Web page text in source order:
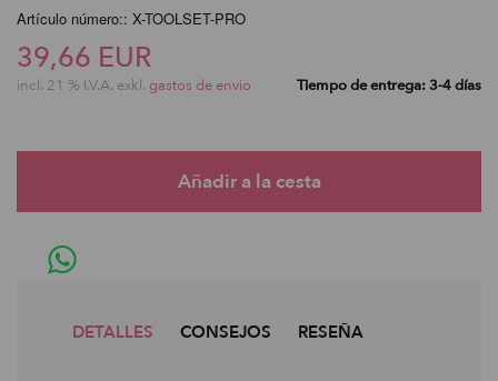
Artículo número:: X-TOOLSET-PRO
39,66 EUR
incl. 21 % I.V.A. exkl. gastos de envio Tiempo de entrega: 3-4 días
DETALLES CONSEJOS RESEÑA